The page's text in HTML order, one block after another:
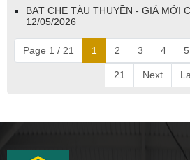
BẠT CHE TÀU THUYỀN - GIÁ MỚI
12/05/2026
Page 1 / 21 1 2 3 4 5
21 Next